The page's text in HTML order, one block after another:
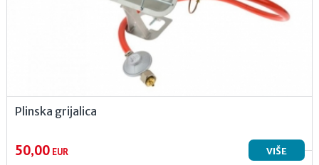
Plinska grijalica
50,00EUR VIŠE